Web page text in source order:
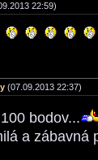
22:59)
(07.09.2013 22:37)
bodov...
a zábavná